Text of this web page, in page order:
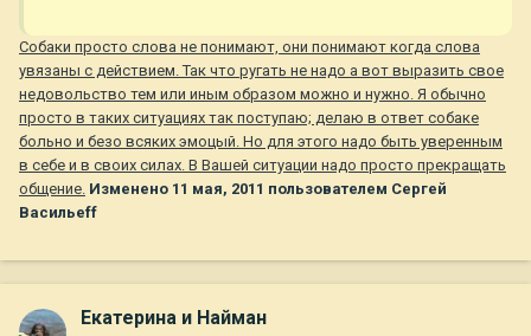
Собаки просто слова не понимают, они понимают когда слова
увязаны с действием. Так что ругать не надо а вот выразить свое
недовольство тем или иным образом можно и нужно. Я обычно
просто в таких ситуациях так поступаю; делаю в ответ собаке
больно и безо всяких эмоцый. Но для этого надо быть уверенным
в себе и в своих силах. В Вашей ситуации надо просто прекращать
общение. Изменено 11 мая, 2011 пользователем Сергей
Васильеff
Екатерина и Найман